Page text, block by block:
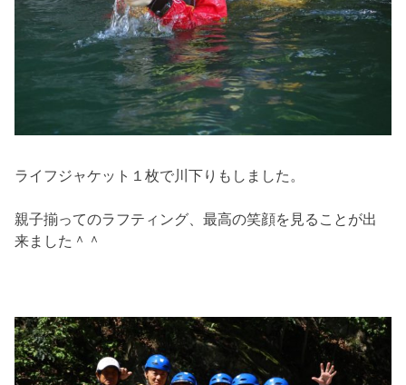
ライフジャケット１枚で川下りもしました。
親子揃ってのラフティング、最高の笑顔を見ることが出
来ました＾＾